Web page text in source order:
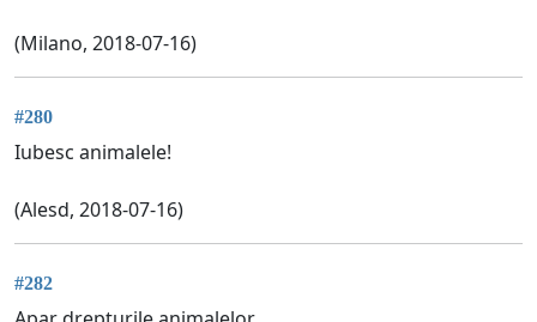
(Milano, 2018-07-16)
#280
Iubesc animalele!
(Alesd, 2018-07-16)
#282